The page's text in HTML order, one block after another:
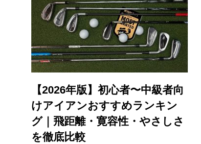
【2026年版】初心者〜中級者向
けアイアンおすすめランキン
グ｜飛距離・寛容性・やさしさ
を徹底比較